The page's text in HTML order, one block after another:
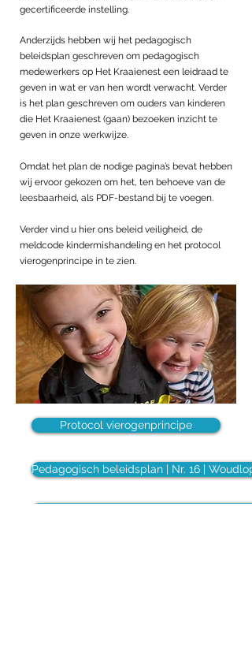
gecertificeerde instelling.
Anderzijds hebben wij het pedagogisch
beleidsplan geschreven om pedagogisch
medewerkers op Het Kraaienest een leidraad te
geven in wat er van hen wordt verwacht. Verder
is het plan geschreven om ouders van kinderen
die Het Kraaienest (gaan) bezoeken inzicht te
geven in onze werkwijze.
Omdat het plan de nodige pagina’s bevat hebben
wij ervoor gekozen om het, ten behoeve van de
leesbaarheid, als PDF-bestand bij te voegen.
Verder vind u hier ons beleid veiligheid, de
meldcode kindermishandeling en het protocol
vierogenprincipe in te zien.
Protocol vierogenprincipe
Pedagogisch beleidsplan | Nr. 16 |